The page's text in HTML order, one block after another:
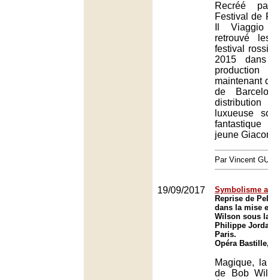
Recréé
Festival de
Il
retrouvé
festival
2015
maintenant
de
luxueuse
jeune
Par Vincent
19/09/2017
Symbolisme
Reprise de
dans la mise
Wilson sous
Philippe
Paris.
Opéra
Magique,
de Bob